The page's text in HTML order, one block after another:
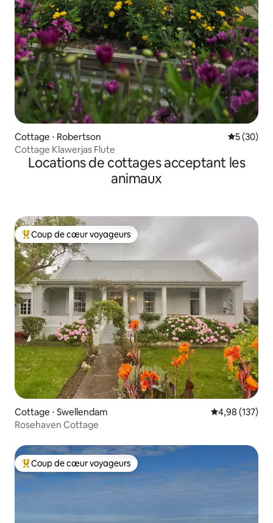
Cottage ⋅ Robertson
5 (30)
Cottage Klawerjas Flute
Locations de cottages acceptant les
animaux
Coups de cœur voyageurs les plus appréciés
Coup de cœur voyageurs
Cottage ⋅ Swellendam Évaluation
4,98 (137)
Rosehaven Cottage
Coups de cœur voyageurs les plus appréciés
Coup de cœur voyageurs